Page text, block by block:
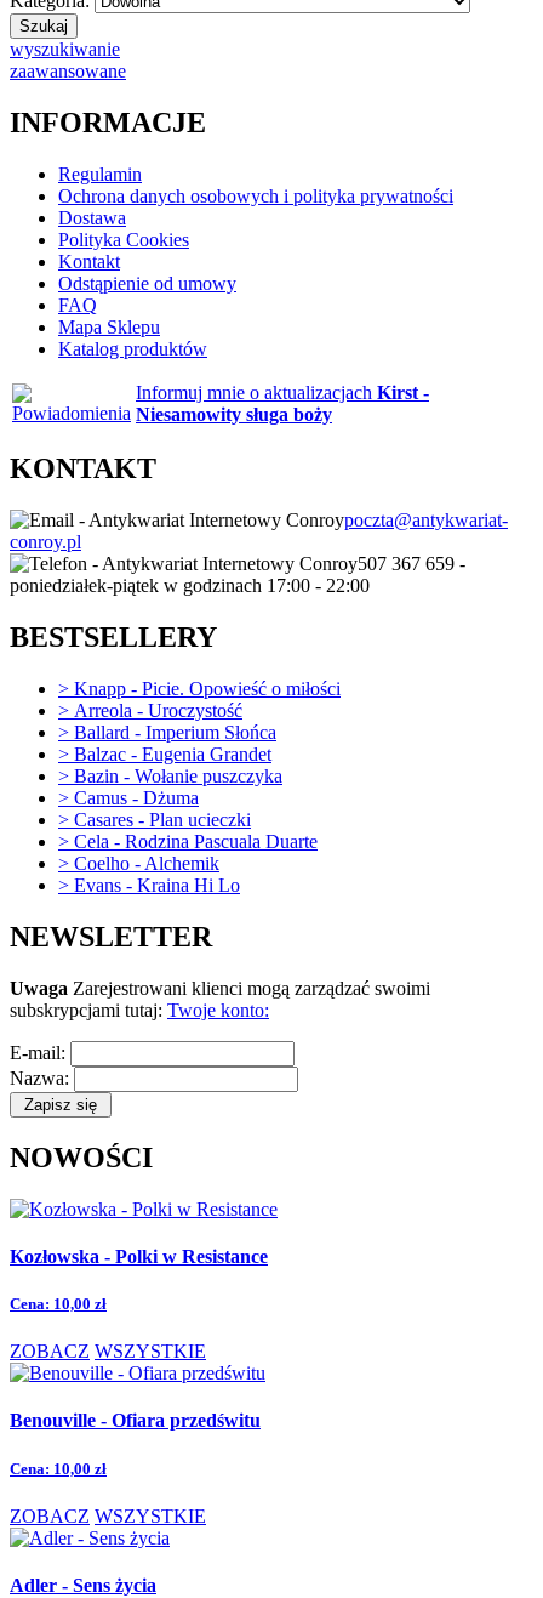
wyszukiwanie
zaawansowane
INFORMACJE
Regulamin
Ochrona danych osobowych i polityka prywatności
Dostawa
Polityka Cookies
Kontakt
Odstąpienie od umowy
FAQ
Mapa Sklepu
Katalog produktów
Informuj mnie o aktualizacjach Kirst -
Niesamowity sługa boży
KONTAKT
poczta@antykwariat-
conroy.pl
507 367 659 -
poniedziałek-piątek w godzinach 17:00 - 22:00
BESTSELLERY
> Knapp - Picie. Opowieść o miłości
> Arreola - Uroczystość
> Ballard - Imperium Słońca
> Balzac - Eugenia Grandet
> Bazin - Wołanie puszczyka
> Camus - Dżuma
> Casares - Plan ucieczki
> Cela - Rodzina Pascuala Duarte
> Coelho - Alchemik
> Evans - Kraina Hi Lo
NEWSLETTER
Uwaga Zarejestrowani klienci mogą zarządzać swoimi
subskrypcjami tutaj: Twoje konto:
E-mail:
Nazwa:
NOWOŚCI
Kozłowska - Polki w Resistance
Cena: 10,00 zł
ZOBACZ WSZYSTKIE
Benouville - Ofiara przedświtu
Cena: 10,00 zł
ZOBACZ WSZYSTKIE
Adler - Sens życia